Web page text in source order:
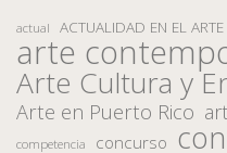
actual ACTUALIDAD EN EL ARTE
arte
Arte Cultura y
Arte en Puerto Rico
competencia concurso